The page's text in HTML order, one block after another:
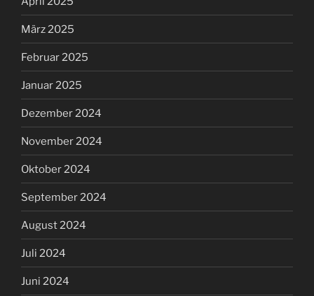
März 2025
Februar 2025
Januar 2025
Dezember 2024
November 2024
Oktober 2024
September 2024
August 2024
Juli 2024
Juni 2024